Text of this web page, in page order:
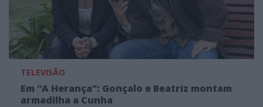
TELEVISÃO
Em "A Herança": Gonçalo e Beatriz montam
armadilha a Cunha